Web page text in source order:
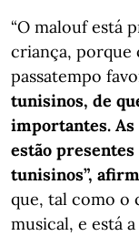
“O malouf está
criança, porque
passatempo
tunisinos, de
importantes.
estão
tunisinos”,
que, tal como o
musical, e está